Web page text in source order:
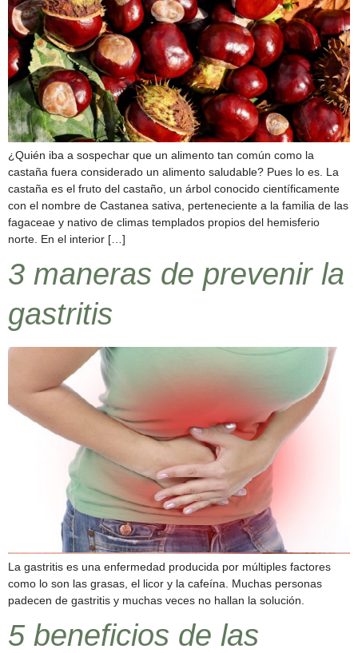
¿Quién iba a sospechar que un alimento tan común como la
castaña fuera considerado un alimento saludable? Pues lo es. La
castaña es el fruto del castaño, un árbol conocido científicamente
con el nombre de Castanea sativa, perteneciente a la familia de las
fagaceae y nativo de climas templados propios del hemisferio
norte. En el interior […]
3 maneras de prevenir la
gastritis
La gastritis es una enfermedad producida por múltiples factores
como lo son las grasas, el licor y la cafeína. Muchas personas
padecen de gastritis y muchas veces no hallan la solución.
5 beneficios de las